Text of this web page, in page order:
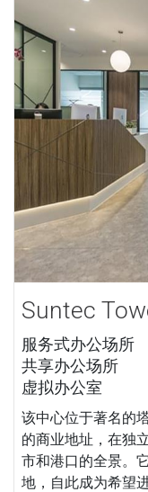
Suntec
服务式办公场所
共享办公场所
虚拟办公室
该中心位于著名的
的商业地址，在独
市和港口的全景。
地，自此成为希望